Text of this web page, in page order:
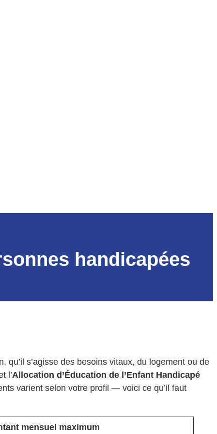
handicapées
s’agisse des besoins vitaux, du logement ou de
l’Allocation d’Éducation de l’Enfant Handicapé
varient selon votre profil — voici ce qu’il faut
mensuel maximum